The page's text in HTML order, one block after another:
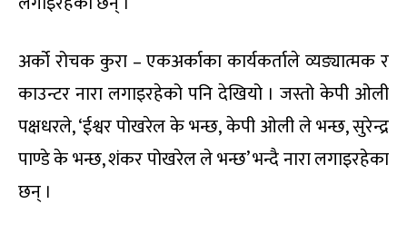
अर्को रोचक कुरा – एकअर्काका कार्यकर्ताले व्यङ्यात्मक र
काउन्टर नारा लगाइरहेको पनि देखियो । जस्तो केपी ओली
पक्षधरले, ‘ईश्वर पोखरेल के भन्छ, केपी ओली ले भन्छ, सुरेन्द्र
पाण्डे के भन्छ, शंकर पोखरेल ले भन्छ’ भन्दै नारा लगाइरहेका
छन् ।